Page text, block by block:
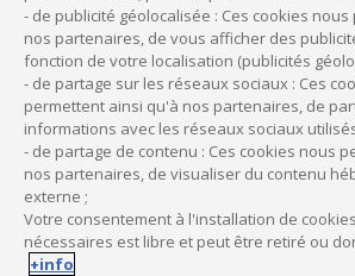
charge lié à la destruction,
voiture. De quoi financer un
de bonnes conditions, sans imputer
À lire aussi :
Médecin libéral : à quelles
souscrire pour s’installer ?
- de publicité géolocalisée : Ces cookies
nos partenaires, de vous afficher des
fonction de votre localisation (publicités
- de partage sur les réseaux sociaux : Ces
permettent ainsi qu'à nos partenaires, de
informations avec les réseaux sociaux
- de partage de contenu : Ces cookies nous
nos partenaires, de visualiser du contenu
externe ;
Votre consentement à l'installation de
nécessaires est libre et peut être retiré ou
+info